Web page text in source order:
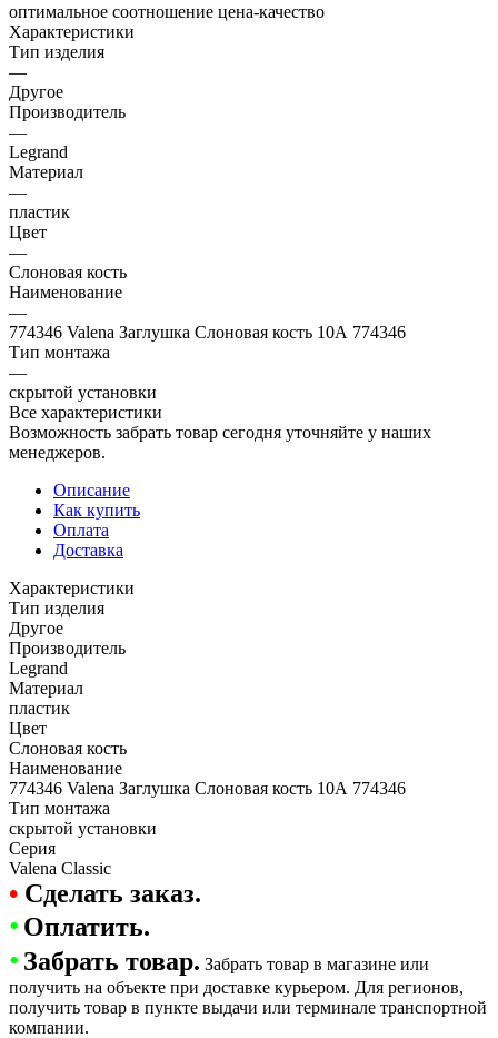
оптимальное соотношение цена-качество
Характеристики
Тип изделия
—
Другое
Производитель
—
Legrand
Материал
—
пластик
Цвет
—
Слоновая кость
Наименование
—
774346 Valena Заглушка Слоновая кость 10А 774346
Тип монтажа
—
скрытой установки
Все характеристики
Возможность забрать товар сегодня уточняйте у наших
менеджеров.
Описание
Как купить
Оплата
Доставка
Характеристики
Тип изделия
Другое
Производитель
Legrand
Материал
пластик
Цвет
Слоновая кость
Наименование
774346 Valena Заглушка Слоновая кость 10А 774346
Тип монтажа
скрытой установки
Серия
Valena Classic
• Сделать заказ.
• Оплатить.
• Забрать товар. Забрать товар в магазине или
получить на объекте при доставке курьером. Для регионов,
получить товар в пункте выдачи или терминале транспортной
компании.